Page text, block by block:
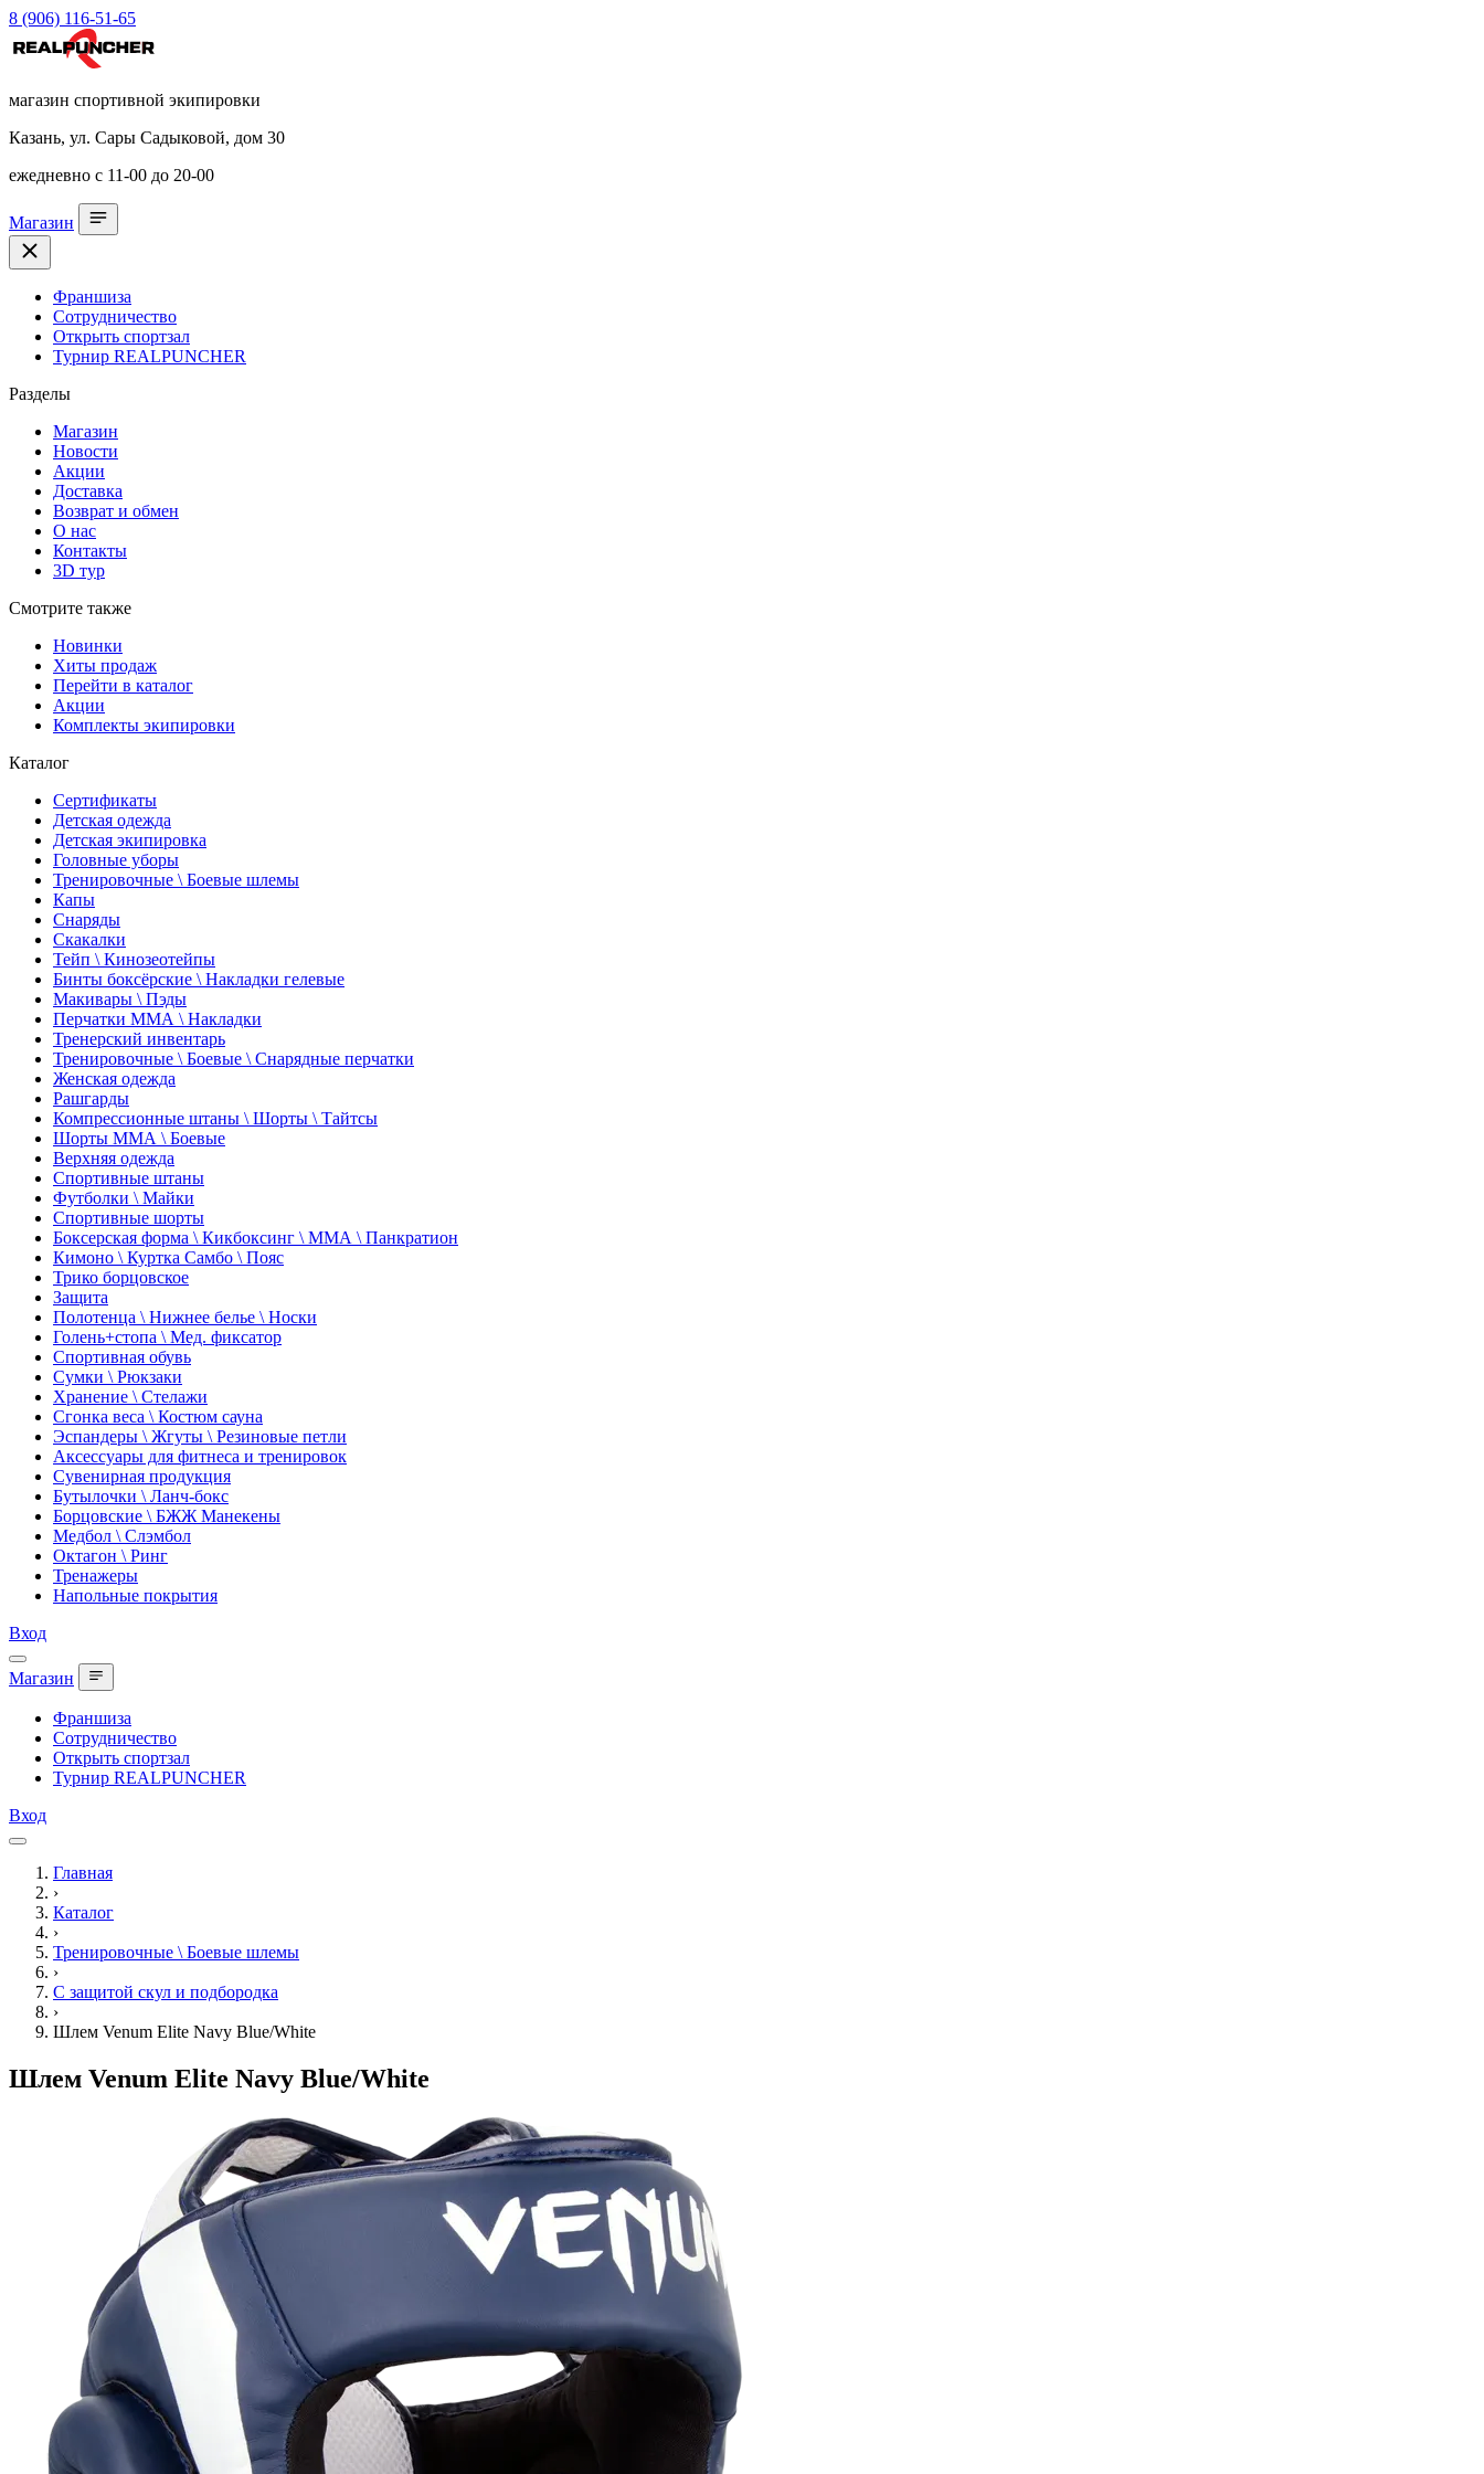
8 (906) 116-51-65
магазин спортивной экипировки
Казань, ул. Сары Садыковой, дом 30
ежедневно с 11-00 до 20-00
Магазин
Франшиза
Сотрудничество
Открыть спортзал
Турнир REALPUNCHER
Разделы
Магазин
Новости
Акции
Доставка
Возврат и обмен
О нас
Контакты
3D тур
Смотрите также
Новинки
Хиты продаж
Перейти в каталог
Акции
Комплекты экипировки
Каталог
Сертификаты
Детская одежда
Детская экипировка
Головные уборы
Тренировочные \ Боевые шлемы
Капы
Снаряды
Скакалки
Тейп \ Кинозеотейпы
Бинты боксёрские \ Накладки гелевые
Макивары \ Пэды
Перчатки ММА \ Накладки
Тренерский инвентарь
Тренировочные \ Боевые \ Снарядные перчатки
Женская одежда
Рашгарды
Компрессионные штаны \ Шорты \ Тайтсы
Шорты ММА \ Боевые
Верхняя одежда
Спортивные штаны
Футболки \ Майки
Спортивные шорты
Боксерская форма \ Кикбоксинг \ ММА \ Панкратион
Кимоно \ Куртка Самбо \ Пояс
Трико борцовское
Защита
Полотенца \ Нижнее белье \ Носки
Голень+стопа \ Мед. фиксатор
Спортивная обувь
Сумки \ Рюкзаки
Хранение \ Стелажи
Сгонка веса \ Костюм сауна
Эспандеры \ Жгуты \ Резиновые петли
Аксессуары для фитнеса и тренировок
Сувенирная продукция
Бутылочки \ Ланч-бокс
Борцовские \ БЖЖ Манекены
Медбол \ Слэмбол
Октагон \ Ринг
Тренажеры
Напольные покрытия
Вход
Магазин
Франшиза
Сотрудничество
Открыть спортзал
Турнир REALPUNCHER
Вход
Главная
›
Каталог
›
Тренировочные \ Боевые шлемы
›
С защитой скул и подбородка
›
Шлем Venum Elite Navy Blue/White
Шлем Venum Elite Navy Blue/White